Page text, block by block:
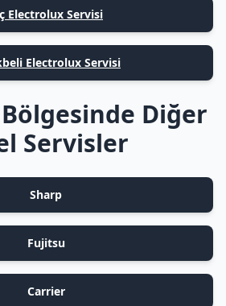
Electrolux Servisi
Electrolux Servisi
Diğer
Servisler
Sharp
Fujitsu
Carrier